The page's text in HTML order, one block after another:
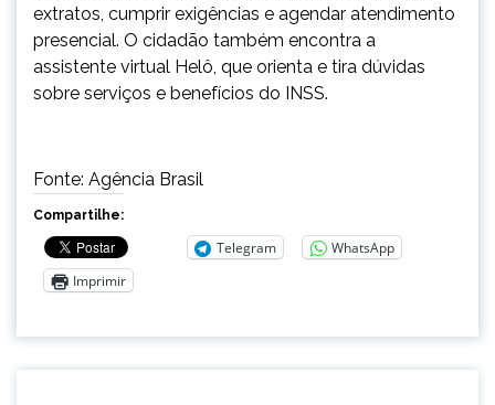
extratos, cumprir exigências e agendar atendimento
presencial. O cidadão também encontra a
assistente virtual Helô, que orienta e tira dúvidas
sobre serviços e benefícios do INSS.
Fonte: Agência Brasil
Compartilhe:
Telegram
WhatsApp
Imprimir